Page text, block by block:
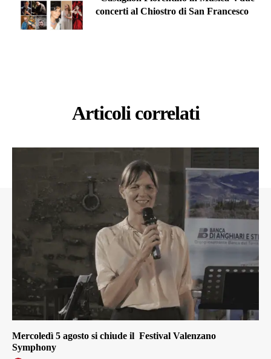
concerti al Chiostro di San Francesco
Articoli correlati
Mercoledì 5 agosto si chiude il Festival Valenzano
Symphony